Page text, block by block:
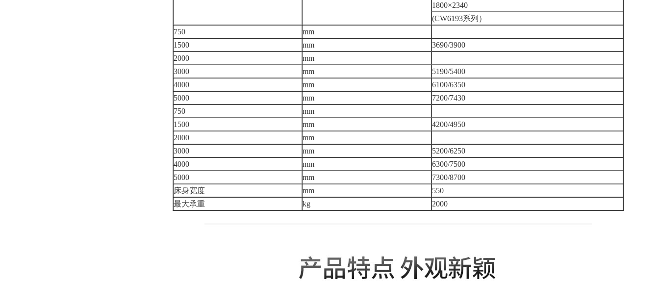
1800×2340
(CW6193系列）
750
mm
1500
mm
3690/3900
2000
mm
3000
mm
5190/5400
4000
mm
6100/6350
5000
mm
7200/7430
750
mm
1500
mm
4200/4950
2000
mm
3000
mm
5200/6250
4000
mm
6300/7500
5000
mm
7300/8700
床身宽度
mm
550
最大承重
kg 2000